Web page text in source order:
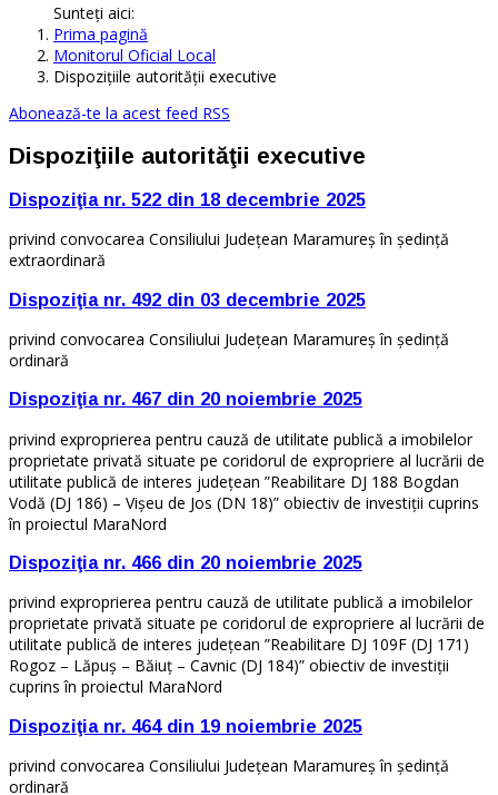
Sunteți aici:
Prima pagină
Monitorul Oficial Local
Dispoziţiile autorităţii executive
Abonează-te la acest feed RSS
Dispoziţiile autorităţii executive
Dispoziţia nr. 522 din 18 decembrie 2025
privind convocarea Consiliului Judeţean Maramureş în şedinţă
extraordinară
Dispoziţia nr. 492 din 03 decembrie 2025
privind convocarea Consiliului Judeţean Maramureş în şedinţă
ordinară
Dispoziţia nr. 467 din 20 noiembrie 2025
privind exproprierea pentru cauză de utilitate publică a imobilelor
proprietate privată situate pe coridorul de expropriere al lucrării de
utilitate publică de interes județean ”Reabilitare DJ 188 Bogdan
Vodă (DJ 186) – Vișeu de Jos (DN 18)” obiectiv de investiții cuprins
în proiectul MaraNord
Dispoziţia nr. 466 din 20 noiembrie 2025
privind exproprierea pentru cauză de utilitate publică a imobilelor
proprietate privată situate pe coridorul de expropriere al lucrării de
utilitate publică de interes județean ”Reabilitare DJ 109F (DJ 171)
Rogoz – Lăpuş – Băiuţ – Cavnic (DJ 184)” obiectiv de investiții
cuprins în proiectul MaraNord
Dispoziţia nr. 464 din 19 noiembrie 2025
privind convocarea Consiliului Judeţean Maramureş în şedinţă
ordinară